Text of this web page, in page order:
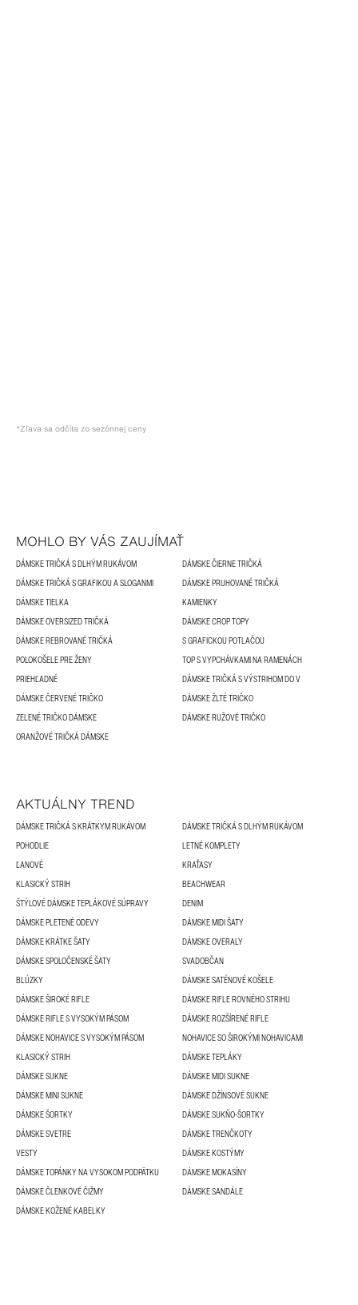
*Zľava sa odčíta zo sezónnej ceny
MOHLO BY VÁS ZAUJÍMAŤ
DÁMSKE TRIČKÁ S DLHÝM RUKÁVOM
DÁMSKE ČIERNE TRIČKÁ
DÁMSKE TRIČKÁ S GRAFIKOU A SLOGANMI
DÁMSKE PRUHOVANÉ TRIČKÁ
DÁMSKE TIELKA
KAMIENKY
DÁMSKE OVERSIZED TRIČKÁ
DÁMSKE CROP TOPY
DÁMSKE REBROVANÉ TRIČKÁ
S GRAFICKOU POTLAČOU
POLOKOŠELE PRE ŽENY
TOP S VYPCHÁVKAMI NA RAMENÁCH
PRIEHĽADNÉ
DÁMSKE TRIČKÁ S VÝSTRIHOM DO V
DÁMSKE ČERVENÉ TRIČKO
DÁMSKE ŽLTÉ TRIČKO
ZELENÉ TRIČKO DÁMSKE
DÁMSKE RUŽOVÉ TRIČKO
ORANŽOVÉ TRIČKÁ DÁMSKE
AKTUÁLNY TREND
DÁMSKE TRIČKÁ S KRÁTKYM RUKÁVOM
DÁMSKE TRIČKÁ S DLHÝM RUKÁVOM
POHODLIE
LETNÉ KOMPLETY
ĽANOVÉ
KRAŤASY
KLASICKÝ STRIH
BEACHWEAR
ŠTÝLOVÉ DÁMSKE TEPLÁKOVÉ SÚPRAVY
DENIM
DÁMSKE PLETENÉ ODEVY
DÁMSKE MIDI ŠATY
DÁMSKE KRÁTKE ŠATY
DÁMSKE OVERALY
DÁMSKE SPOLOČENSKÉ ŠATY
SVADOBČAN
BLÚZKY
DÁMSKE SATÉNOVÉ KOŠELE
DÁMSKE ŠIROKÉ RIFLE
DÁMSKE RIFLE ROVNÉHO STRIHU
DÁMSKE RIFLE S VYSOKÝM PÁSOM
DÁMSKE ROZŠÍRENÉ RIFLE
DÁMSKE NOHAVICE S VYSOKÝM PÁSOM
NOHAVICE SO ŠIROKÝMI NOHAVICAMI
KLASICKÝ STRIH
DÁMSKE TEPLÁKY
DÁMSKE SUKNE
DÁMSKE MIDI SUKNE
DÁMSKE MINI SUKNE
DÁMSKE DŽÍNSOVÉ SUKNE
DÁMSKE ŠORTKY
DÁMSKE SUKŇO-ŠORTKY
DÁMSKE SVETRE
DÁMSKE TRENČKOTY
VESTY
DÁMSKE KOSTÝMY
DÁMSKE TOPÁNKY NA VYSOKOM PODPÄTKU
DÁMSKE MOKASÍNY
DÁMSKE ČLENKOVÉ ČIŽMY
DÁMSKE SANDÁLE
DÁMSKE KOŽENÉ KABELKY